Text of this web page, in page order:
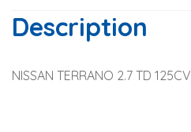
Description
NISSAN TERRANO 2.7 TD 125CV